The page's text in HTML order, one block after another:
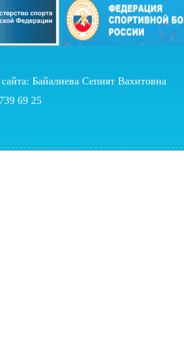
Байалиева Сепият Вахитовна
69 25